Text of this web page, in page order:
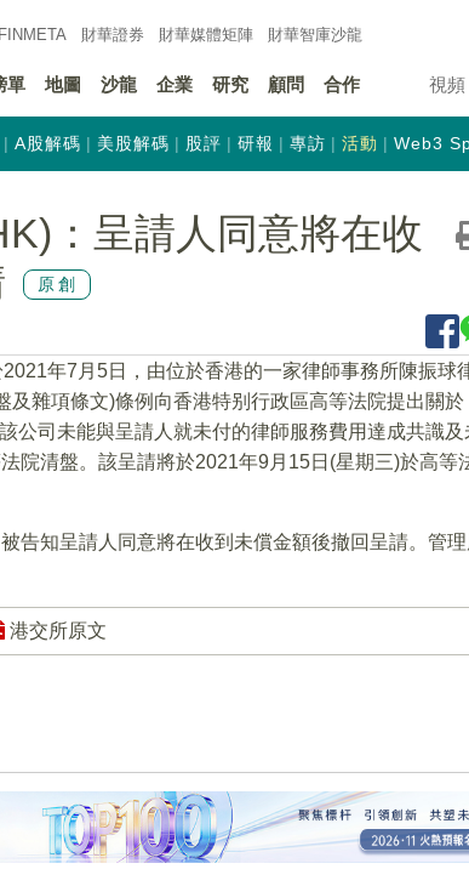
FINMETA 財華證券 財華媒體矩陣 財華智庫沙龍
單 地圖 沙龍 企業 研究 顧問 合作 視頻
A股解碼 美股解碼 股評 研報 專訪 活動 Web3
：呈請人同意將在收
原創
年7月5日，由位於香港的一家律師事務所陳振球
雜項條文)條例向香港特别行政區高等法院提出關於
公司未能與呈請人就未付的律師服務費用達成共識及
院清盤。該呈請將於2021年9月15日(星期三)於高等
告知呈請人同意將在收到未償金額後撤回呈請。管理
港交所原文